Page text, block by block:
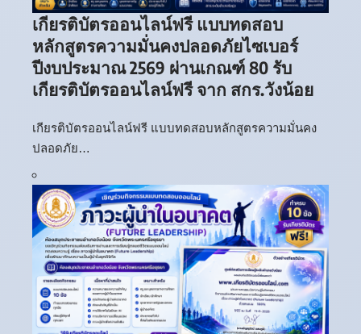
เกียรติบัตรออนไลน์ฟรี แบบทดสอบ
หลักสูตรความมั่นคงปลอดภัยไซเบอร์
ปีงบประมาณ 2569 ผ่านเกณฑ์ 80 รับ
เกียรติบัตรออนไลน์ฟรี จาก สกร.วังน้อย
เกียรติบัตรออนไลน์ฟรี แบบทดสอบหลักสูตรความมั่นคง
ปลอดภัย…